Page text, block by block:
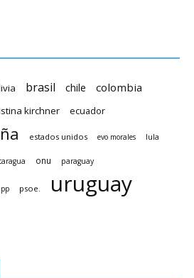
brasil chile colombia
kirchner ecuador
estados unidos evo morales lula
onu paraguay
pp psoe. uruguay